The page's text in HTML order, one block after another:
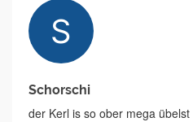
Schorschi
der Kerl is so ober mega übelst